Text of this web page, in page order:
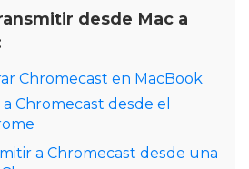
desde Mac a
Chromecast en MacBook
Chromecast desde el
a Chromecast desde una